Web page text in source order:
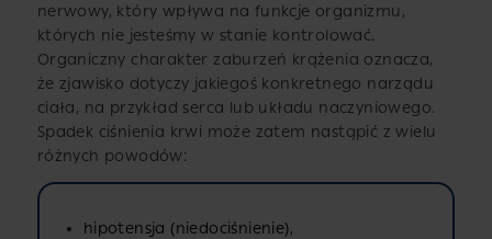
nerwowy, który wpływa na funkcje organizmu,
których nie jesteśmy w stanie kontrolować.
Organiczny charakter zaburzeń krążenia oznacza,
że zjawisko dotyczy jakiegoś konkretnego narządu
ciała, na przykład serca lub układu naczyniowego.
Spadek ciśnienia krwi może zatem nastąpić z wielu
różnych powodów:
hipotensja (niedociśnienie),